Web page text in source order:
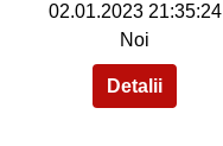
02.01.2023 21:35:24
Noi